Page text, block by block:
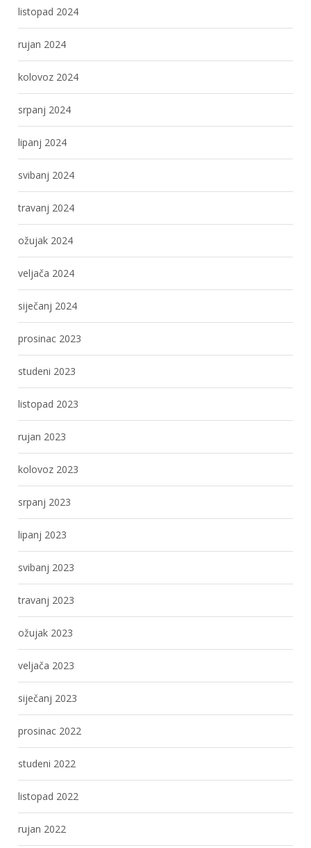
listopad 2024
rujan 2024
kolovoz 2024
srpanj 2024
lipanj 2024
svibanj 2024
travanj 2024
ožujak 2024
veljača 2024
siječanj 2024
prosinac 2023
studeni 2023
listopad 2023
rujan 2023
kolovoz 2023
srpanj 2023
lipanj 2023
svibanj 2023
travanj 2023
ožujak 2023
veljača 2023
siječanj 2023
prosinac 2022
studeni 2022
listopad 2022
rujan 2022